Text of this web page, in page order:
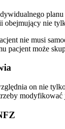
obejmujący nie
nie musi
może
on nie
modyfikować